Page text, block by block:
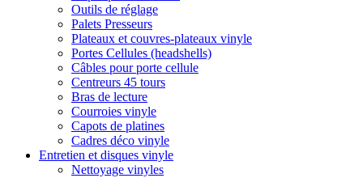
Outils de réglage
Palets Presseurs
Plateaux et couvres-plateaux vinyle
Portes Cellules (headshells)
Câbles pour porte cellule
Centreurs 45 tours
Bras de lecture
Courroies vinyle
Capots de platines
Cadres déco vinyle
Entretien et disques vinyle
Nettoyage vinyles